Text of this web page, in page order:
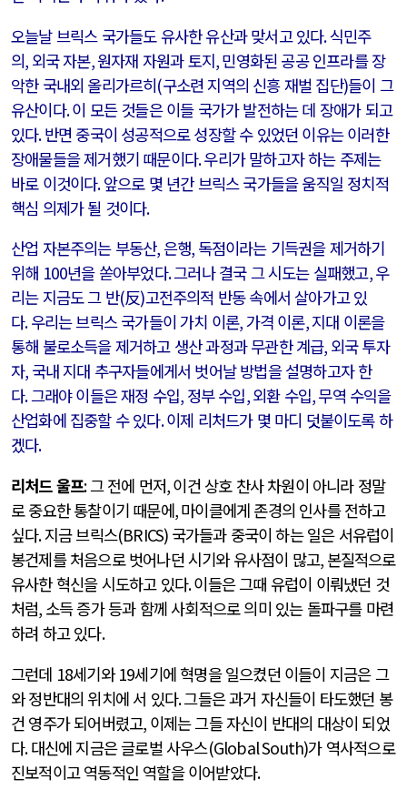
오늘날 브릭스 국가들도 유사한 유산과 맞서고 있다.식민주
의, 외국 자본,원자재 자원과 토지,민영화된 공공 인프라를 장
악한 국내외 올리가르히(구소련 지역의 신흥 재벌 집단)들이 그
유산이다.이 모든 것들은 이들 국가가 발전하는 데 장애가 되고
있다.반면 중국이 성공적으로 성장할 수 있었던 이유는 이러한
장애물들을 제거했기 때문이다.우리가 말하고자 하는 주제는
바로 이것이다.앞으로 몇 년간 브릭스 국가들을 움직일 정치적
핵심 의제가 될 것이다.
산업 자본주의는 부동산,은행, 독점이라는 기득권을 제거하기
위해 100년을 쏟아부었다.그러나 결국 그 시도는 실패했고,우
리는 지금도 그 반(反)고전주의적 반동 속에서 살아가고 있
다.우리는 브릭스 국가들이 가치 이론,가격 이론,지대 이론을
통해 불로소득을 제거하고 생산 과정과 무관한 계급, 외국 투자
자, 국내 지대 추구자들에게서 벗어날 방법을 설명하고자 한
다.그래야 이들은 재정 수입, 정부 수입,외환 수입,무역 수익을
산업화에 집중할 수 있다.이제 리처드가 몇 마디 덧붙이도록 하
겠다.
리처드 울프:그 전에 먼저,이건 상호 찬사 차원이 아니라 정말
로 중요한 통찰이기 때문에,마이클에게 존경의 인사를 전하고
싶다.지금 브릭스(BRICS) 국가들과 중국이 하는 일은 서유럽이
봉건제를 처음으로 벗어나던 시기와 유사점이 많고, 본질적으로
유사한 혁신을 시도하고 있다.이들은 그때 유럽이 이뤄냈던 것
처럼, 소득 증가 등과 함께 사회적으로 의미 있는 돌파구를 마련
하려 하고 있다.
그런데 18세기와19세기에 혁명을 일으켰던 이들이 지금은 그
와 정반대의 위치에 서 있다.그들은 과거 자신들이 타도했던 봉
건 영주가 되어버렸고, 이제는 그들 자신이 반대의 대상이 되었
다.대신에 지금은 글로벌 사우스(Global South)가 역사적으로
진보적이고 역동적인 역할을 이어받았다.